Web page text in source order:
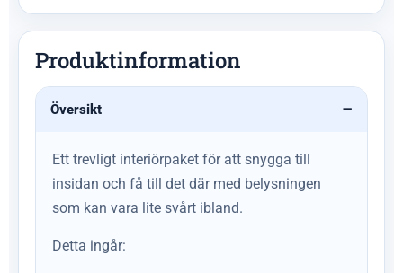
Produktinformation
Översikt
Ett trevligt interiörpaket för att snygga till
insidan och få till det där med belysningen
som kan vara lite svårt ibland.
Detta ingår: